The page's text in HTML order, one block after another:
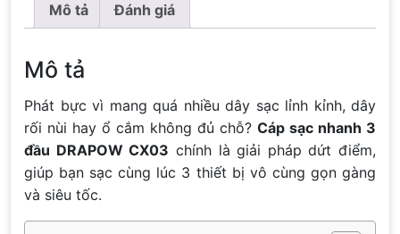
Mô tả Đánh giá
Mô tả
Phát bực vì mang quá nhiều dây sạc lỉnh kỉnh, dây
rối nùi hay ổ cắm không đủ chỗ? Cáp sạc nhanh 3
đầu DRAPOW CX03 chính là giải pháp dứt điểm,
giúp bạn sạc cùng lúc 3 thiết bị vô cùng gọn gàng
và siêu tốc.